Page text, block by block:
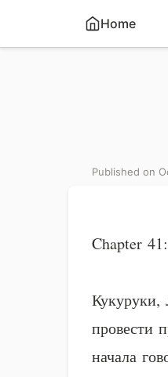
Home
Published on
Chapter
Кукуруки,
провести
начала